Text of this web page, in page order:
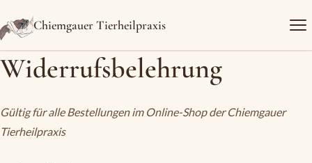
Chiemgauer Tierheilpraxis
Widerrufsbelehrung
Gültig für alle Bestellungen im Online-Shop der Chiemgauer
Tierheilpraxis